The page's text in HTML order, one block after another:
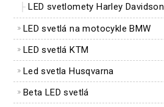
LED svetlomety Harley Davidson
LED svetlá na motocykle BMW
LED svetlá KTM
Led svetla Husqvarna
Beta LED svetlá